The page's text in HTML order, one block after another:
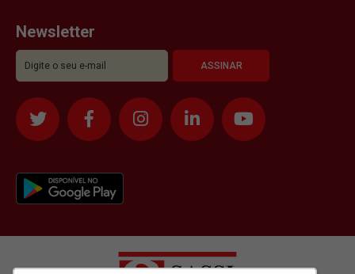
Newsletter